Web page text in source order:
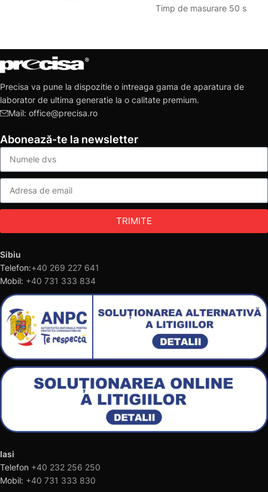
Timp de masurare 50 s
Precisa va pune la dispozitie o intreaga gama de aparatura de
laborator de ultima generatie la o calitate premium.
Mail: office@precisa.ro
Abonează-te la newsletter
TRIMITE
Sibiu
Telefon:+40 269 227 641
Mobil: +40 731 333 834
Iasi
Telefon +40 232 256 250
Mobil: +40 731 333 830